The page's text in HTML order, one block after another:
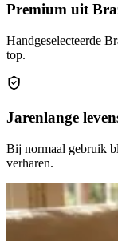
Premium uit
Handgeselecteerde
top.
Jarenlange
Bij normaal gebruik
verharen.